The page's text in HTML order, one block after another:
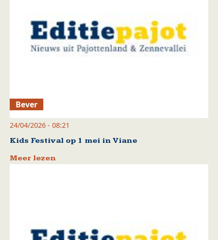
Bever
24/04/2026 - 08:21
Kids Festival op 1 mei in Viane
Meer lezen